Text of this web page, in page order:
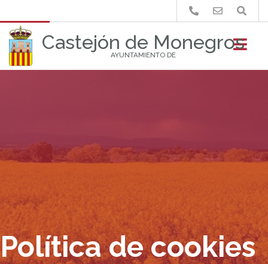
Castejón de Monegros
AYUNTAMIENTO DE
Buscar
Política de cookies